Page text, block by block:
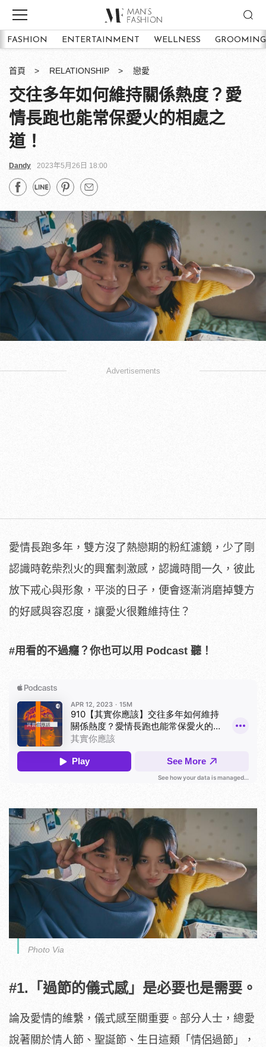
FASHION ENTERTAINMENT WELLNESS GROOMING
首頁 RELATIONSHIP 戀愛
交往多年如何維持關係熱度？愛
情長跑也能常保愛火的相處之
道！
Dandy 2023年5月26日 18:00
Advertisements
愛情長跑多年，雙方沒了熱戀期的粉紅濾鏡，少了剛
認識時乾柴烈火的興奮刺激感，認識時間一久，彼此
放下戒心與形象，平淡的日子，便會逐漸消磨掉雙方
的好感與容忍度，讓愛火很難維持住？
#用看的不過癮？你也可以用 Podcast 聽！
Photo Via
#1.「過節的儀式感」是必要也是需要。
論及愛情的維繫，儀式感至關重要。部分人士，總愛
說著關於情人節、聖誕節、生日這類「情侶過節」，